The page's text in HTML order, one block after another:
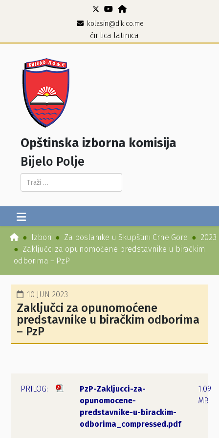
kolasin@dik.co.me
ćirilica latinica
Opštinska izborna komisija
Bijelo Polje
Pretraga...
Izbori Za poslanike u Skupštini Crne Gore
2023
Zaključci za opunomoćene predstavnike u biračkim
odborima – PzP
10 JUN 2023
Zaključci za opunomoćene
predstavnike u biračkim odborima
– PzP
PzP-Zakljucci-za-
opunomocene-
predstavnike-u-birackim-
odborima_compressed.pdf
1.09
MB